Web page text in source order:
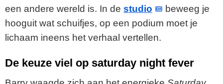
een andere wereld is. In de studio
beweeg je
hooguit wat schuifjes, op een podium moet je
lichaam ineens het verhaal vertellen.
De keuze viel op saturday night fever